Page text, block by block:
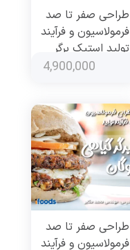
طراحی صفر تا صد
فرمولاسیون و فرآیند
تولید استیک برگر
4,900,000
طراحی صفر تا صد
فرمولاسیون و فرآیند